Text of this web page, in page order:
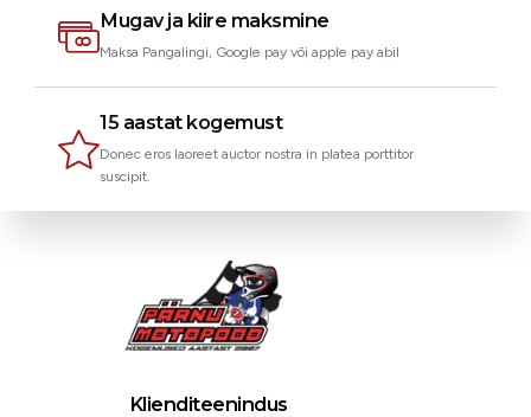
Mugav ja kiire maksmine
Maksa Pangalingi, Google pay või apple pay abil
15 aastat kogemust
Donec eros laoreet auctor nostra in platea porttitor
suscipit.
Klienditeenindus